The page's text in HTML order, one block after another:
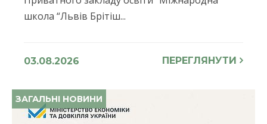
школа “Львів Брітіш...
03.08.2026 ПЕРЕГЛЯНУТИ
ЗАГАЛЬНІ НОВИНИ